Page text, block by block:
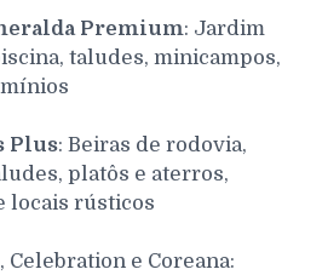
Premium: Jardim
taludes, minicampos,
Plus: Beiras de rodovia,
platôs e aterros,
locais rústicos
, Celebration e Coreana: